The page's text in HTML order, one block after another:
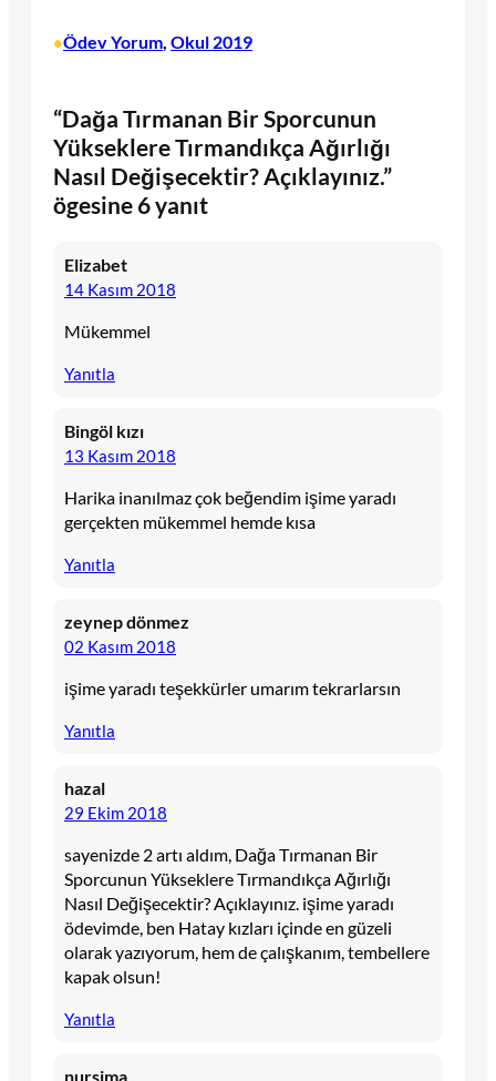
•Ödev Yorum, Okul 2019
“Dağa Tırmanan Bir Sporcunun
Yükseklere Tırmandıkça Ağırlığı
Nasıl Değişecektir? Açıklayınız.”
ögesine 6 yanıt
Elizabet
14 Kasım 2018
Mükemmel
Yanıtla
Bingöl kızı
13 Kasım 2018
Harika inanılmaz çok beğendim işime yaradı
gerçekten mükemmel hemde kısa
Yanıtla
zeynep dönmez
02 Kasım 2018
işime yaradı teşekkürler umarım tekrarlarsın
Yanıtla
hazal
29 Ekim 2018
sayenizde 2 artı aldım, Dağa Tırmanan Bir
Sporcunun Yükseklere Tırmandıkça Ağırlığı
Nasıl Değişecektir? Açıklayınız. işime yaradı
ödevimde, ben Hatay kızları içinde en güzeli
olarak yazıyorum, hem de çalışkanım, tembellere
kapak olsun!
Yanıtla
nursima